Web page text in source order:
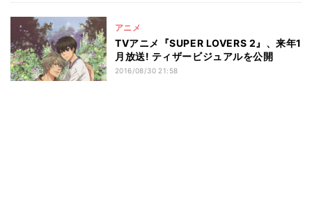
アニメ
TVアニメ『SUPER LOVERS 2』、来年1
月放送! ティザービジュアルを公開
2016/08/30 21:58